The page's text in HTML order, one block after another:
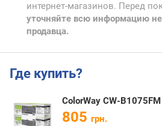
интернет-магазинов. Перед
уточняйте всю информацию
продавца.
Где купить?
ColorWay CW-B1075FM
805 грн.